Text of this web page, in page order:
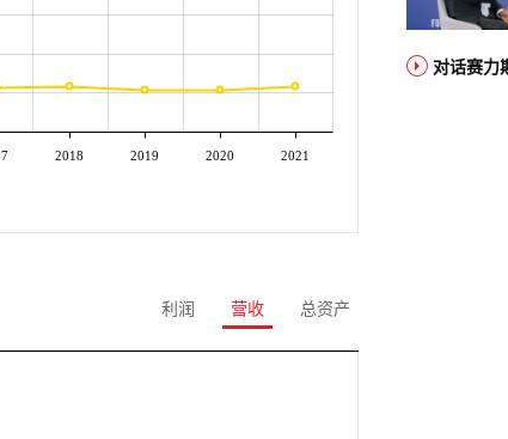
2018 2019 2020 2021
利润 营收 总资产